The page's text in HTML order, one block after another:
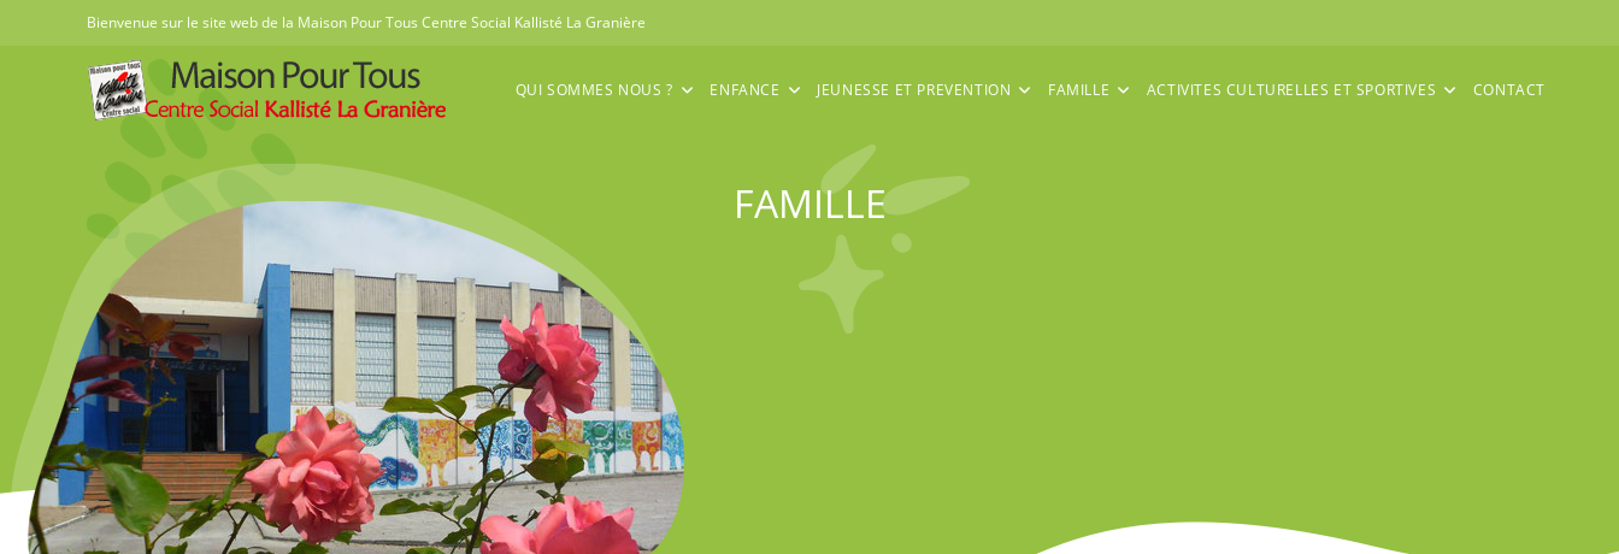
Bienvenue sur le site web de la Maison Pour Tous Centre Social Kallisté La Granière
QUI SOMMES NOUS ? ENFANCE JEUNESSE ET PREVENTION FAMILLE ACTIVITES CULTURELLES ET SPORTIVES CONTACT
FAMILLE